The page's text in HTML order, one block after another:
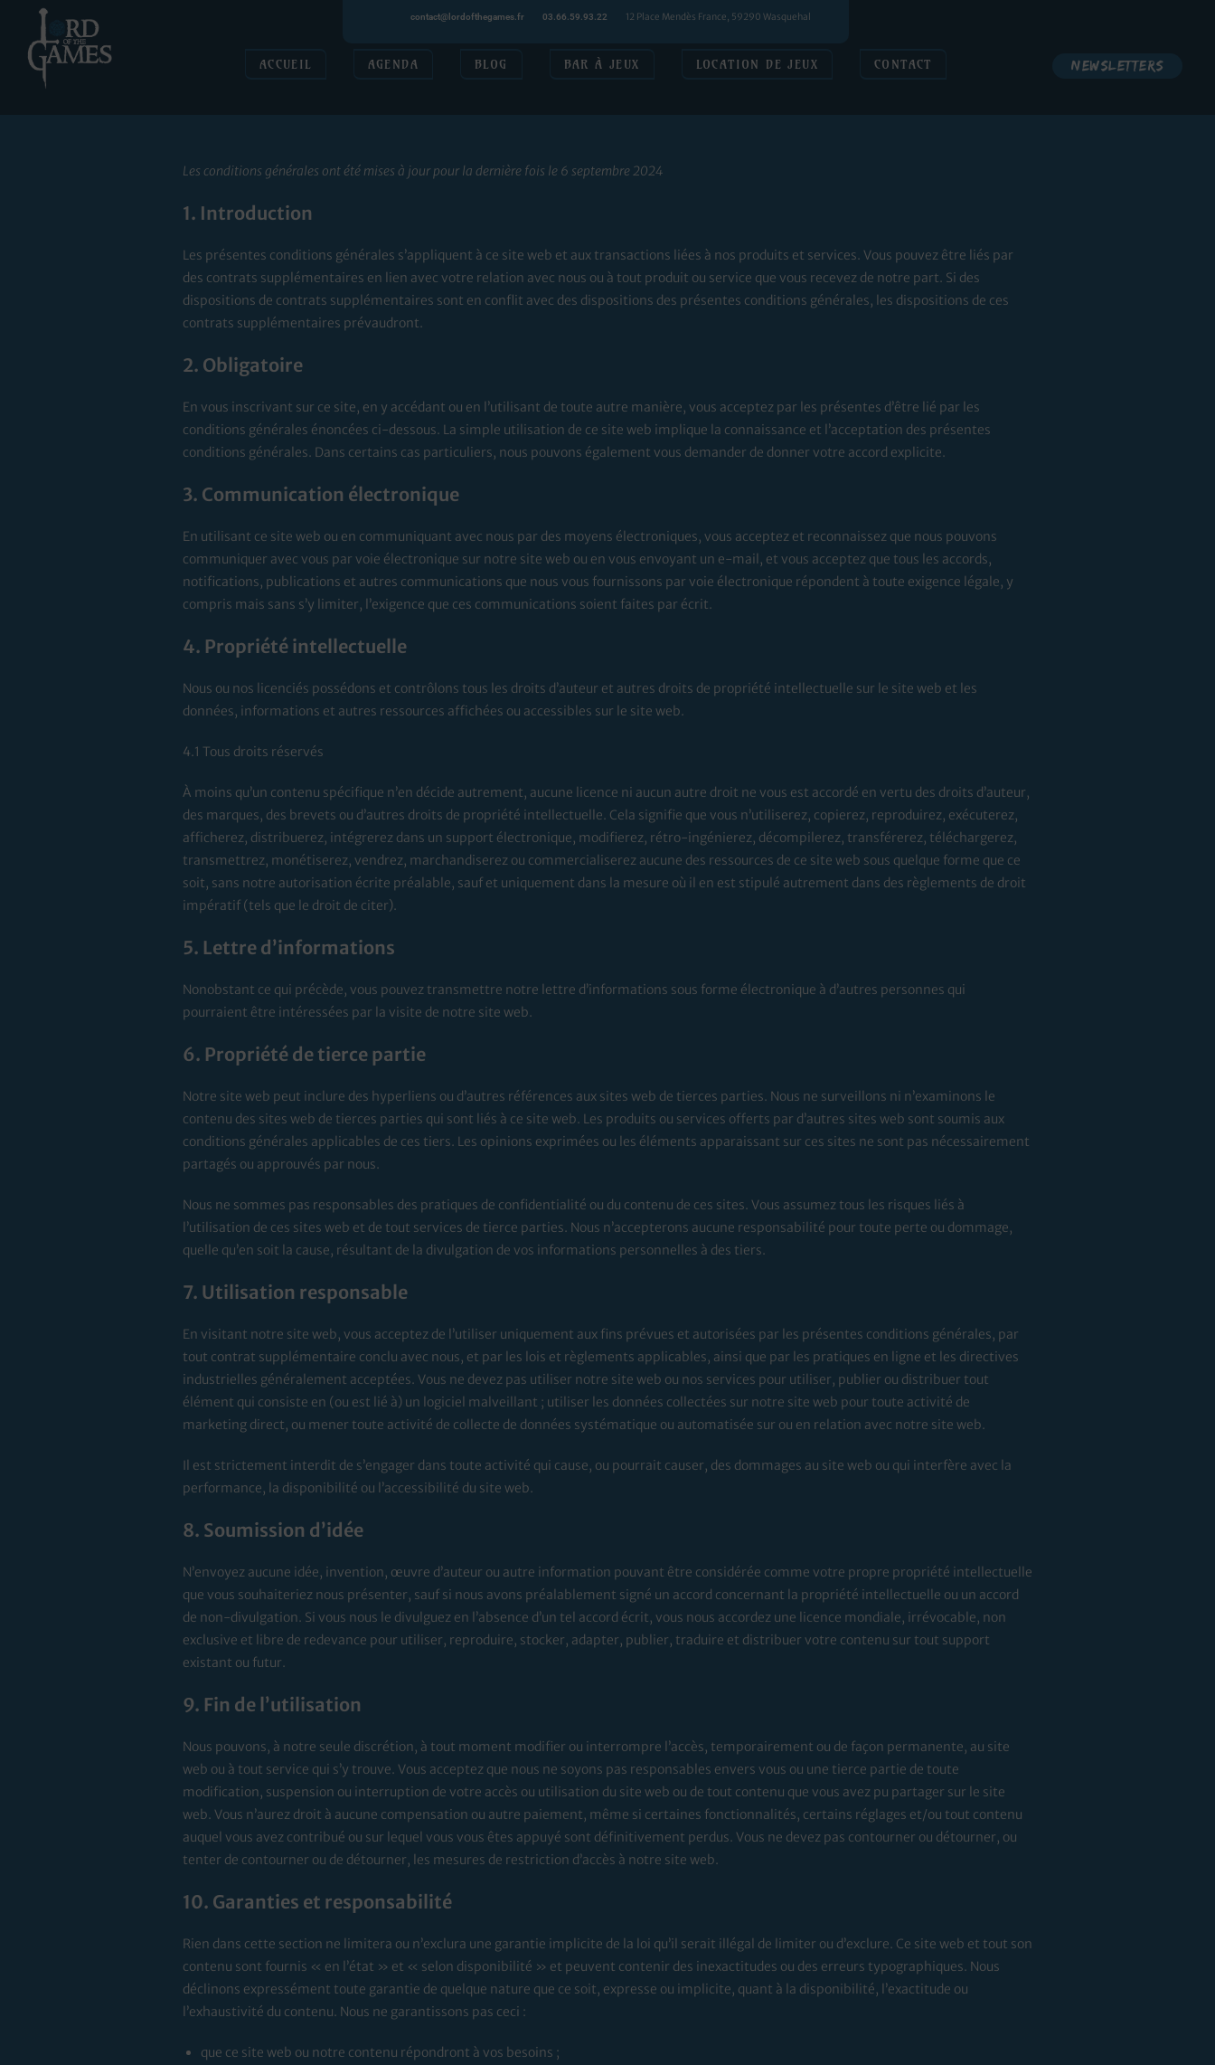
contact@lordofthegames.fr 03.66.59.93.22 12 Place Mendès France, 59290 Wasquehal
ACCUEIL AGENDA BLOG BAR À JEUX LOCATION DE JEUX CONTACT Newsletters
Les conditions générales ont été mises à jour pour la dernière fois le 6 septembre 2024
1. Introduction
Les présentes conditions générales s’appliquent à ce site web et aux transactions liées à nos produits et services. Vous pouvez être liés par
des contrats supplémentaires en lien avec votre relation avec nous ou à tout produit ou service que vous recevez de notre part. Si des
dispositions de contrats supplémentaires sont en conflit avec des dispositions des présentes conditions générales, les dispositions de ces
contrats supplémentaires prévaudront.
2. Obligatoire
En vous inscrivant sur ce site, en y accédant ou en l’utilisant de toute autre manière, vous acceptez par les présentes d’être lié par les
conditions générales énoncées ci-dessous. La simple utilisation de ce site web implique la connaissance et l’acceptation des présentes
conditions générales. Dans certains cas particuliers, nous pouvons également vous demander de donner votre accord explicite.
3. Communication électronique
En utilisant ce site web ou en communiquant avec nous par des moyens électroniques, vous acceptez et reconnaissez que nous pouvons
communiquer avec vous par voie électronique sur notre site web ou en vous envoyant un e-mail, et vous acceptez que tous les accords,
notifications, publications et autres communications que nous vous fournissons par voie électronique répondent à toute exigence légale, y
compris mais sans s’y limiter, l’exigence que ces communications soient faites par écrit.
4. Propriété intellectuelle
Nous ou nos licenciés possédons et contrôlons tous les droits d’auteur et autres droits de propriété intellectuelle sur le site web et les
données, informations et autres ressources affichées ou accessibles sur le site web.
4.1 Tous droits réservés
À moins qu’un contenu spécifique n’en décide autrement, aucune licence ni aucun autre droit ne vous est accordé en vertu des droits d’auteur,
des marques, des brevets ou d’autres droits de propriété intellectuelle. Cela signifie que vous n’utiliserez, copierez, reproduirez, exécuterez,
afficherez, distribuerez, intégrerez dans un support électronique, modifierez, rétro-ingénierez, décompilerez, transférerez, téléchargerez,
transmettrez, monétiserez, vendrez, marchandiserez ou commercialiserez aucune des ressources de ce site web sous quelque forme que ce
soit, sans notre autorisation écrite préalable, sauf et uniquement dans la mesure où il en est stipulé autrement dans des règlements de droit
impératif (tels que le droit de citer).
5. Lettre d’informations
Nonobstant ce qui précède, vous pouvez transmettre notre lettre d’informations sous forme électronique à d’autres personnes qui
pourraient être intéressées par la visite de notre site web.
6. Propriété de tierce partie
Notre site web peut inclure des hyperliens ou d’autres références aux sites web de tierces parties. Nous ne surveillons ni n’examinons le
contenu des sites web de tierces parties qui sont liés à ce site web. Les produits ou services offerts par d’autres sites web sont soumis aux
conditions générales applicables de ces tiers. Les opinions exprimées ou les éléments apparaissant sur ces sites ne sont pas nécessairement
partagés ou approuvés par nous.
Nous ne sommes pas responsables des pratiques de confidentialité ou du contenu de ces sites. Vous assumez tous les risques liés à
l’utilisation de ces sites web et de tout services de tierce parties. Nous n’accepterons aucune responsabilité pour toute perte ou dommage,
quelle qu’en soit la cause, résultant de la divulgation de vos informations personnelles à des tiers.
7. Utilisation responsable
En visitant notre site web, vous acceptez de l’utiliser uniquement aux fins prévues et autorisées par les présentes conditions générales, par
tout contrat supplémentaire conclu avec nous, et par les lois et règlements applicables, ainsi que par les pratiques en ligne et les directives
industrielles généralement acceptées. Vous ne devez pas utiliser notre site web ou nos services pour utiliser, publier ou distribuer tout
élément qui consiste en (ou est lié à) un logiciel malveillant ; utiliser les données collectées sur notre site web pour toute activité de
marketing direct, ou mener toute activité de collecte de données systématique ou automatisée sur ou en relation avec notre site web.
Il est strictement interdit de s’engager dans toute activité qui cause, ou pourrait causer, des dommages au site web ou qui interfère avec la
performance, la disponibilité ou l’accessibilité du site web.
8. Soumission d’idée
N’envoyez aucune idée, invention, œuvre d’auteur ou autre information pouvant être considérée comme votre propre propriété intellectuelle
que vous souhaiteriez nous présenter, sauf si nous avons préalablement signé un accord concernant la propriété intellectuelle ou un accord
de non-divulgation. Si vous nous le divulguez en l’absence d’un tel accord écrit, vous nous accordez une licence mondiale, irrévocable, non
exclusive et libre de redevance pour utiliser, reproduire, stocker, adapter, publier, traduire et distribuer votre contenu sur tout support
existant ou futur.
9. Fin de l’utilisation
Nous pouvons, à notre seule discrétion, à tout moment modifier ou interrompre l’accès, temporairement ou de façon permanente, au site
web ou à tout service qui s’y trouve. Vous acceptez que nous ne soyons pas responsables envers vous ou une tierce partie de toute
modification, suspension ou interruption de votre accès ou utilisation du site web ou de tout contenu que vous avez pu partager sur le site
web. Vous n’aurez droit à aucune compensation ou autre paiement, même si certaines fonctionnalités, certains réglages et/ou tout contenu
auquel vous avez contribué ou sur lequel vous vous êtes appuyé sont définitivement perdus. Vous ne devez pas contourner ou détourner, ou
tenter de contourner ou de détourner, les mesures de restriction d’accès à notre site web.
10. Garanties et responsabilité
Rien dans cette section ne limitera ou n’exclura une garantie implicite de la loi qu’il serait illégal de limiter ou d’exclure. Ce site web et tout son
contenu sont fournis « en l’état » et « selon disponibilité » et peuvent contenir des inexactitudes ou des erreurs typographiques. Nous
déclinons expressément toute garantie de quelque nature que ce soit, expresse ou implicite, quant à la disponibilité, l’exactitude ou
l’exhaustivité du contenu. Nous ne garantissons pas ceci :
que ce site web ou notre contenu répondront à vos besoins ;